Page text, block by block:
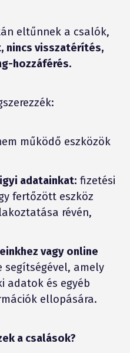
eltűnnek a csalók,
nincs visszatérítés,
hozzáférés.
működő eszközök
adatainkat: fizetési
fertőzött eszköz
révén,
vagy online
segítségével, amely
adatok és egyéb
ellopására.
a csalások?